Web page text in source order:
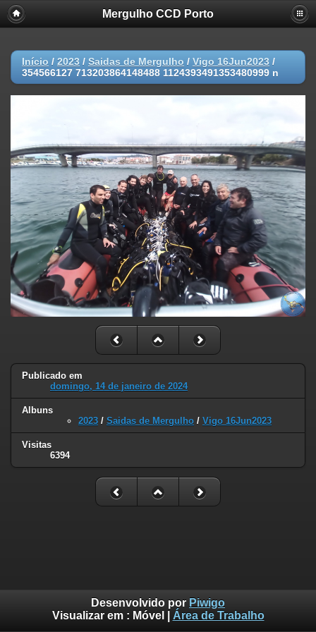
Mergulho CCD Porto
Início / 2023 / Saidas de Mergulho / Vigo 16Jun2023 /
354566127 713203864148488 1124393491353480999 n
Publicado em
domingo, 14 de janeiro de 2024
Albuns
2023 / Saidas de Mergulho / Vigo 16Jun2023
Visitas
6394
Desenvolvido por Piwigo
Visualizar em : Móvel Área de Trabalho